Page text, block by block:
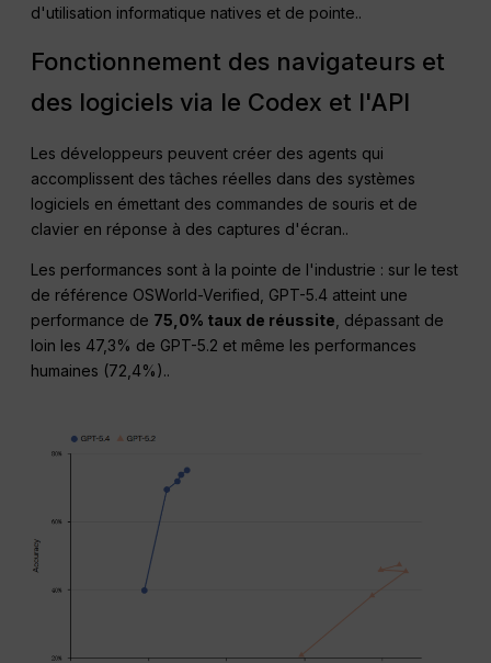
d'utilisation informatique natives et de pointe..
Fonctionnement des navigateurs et
des logiciels via le Codex et l'API
Les développeurs peuvent créer des agents qui
accomplissent des tâches réelles dans des systèmes
logiciels en émettant des commandes de souris et de
clavier en réponse à des captures d'écran..
Les performances sont à la pointe de l'industrie : sur le test
de référence OSWorld-Verified, GPT-5.4 atteint une
performance de 75,0% taux de réussite , dépassant de
loin les 47,3% de GPT-5.2 et même les performances
humaines (72,4%)..